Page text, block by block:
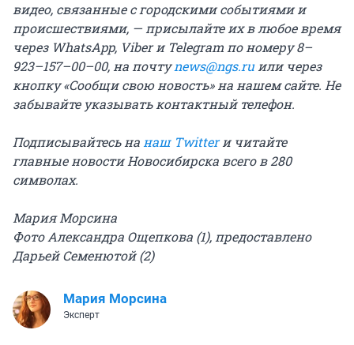
видео, связанные с городскими событиями и
происшествиями, — присылайте их в любое время
через WhatsApp, Viber и Telegram по номеру 8–
923–157–00–00, на почтуnews@ngs.ruили через
кнопку «Сообщи свою новость» на нашем сайте. Не
забывайте указывать контактный телефон.
Подписывайтесь нанаш Twitterи читайте
главные новости Новосибирска всего в 280
символах.
Мария Морсина
Фото Александра Ощепкова (1), предоставлено
Дарьей Семенютой (2)
Мария Морсина
Эксперт